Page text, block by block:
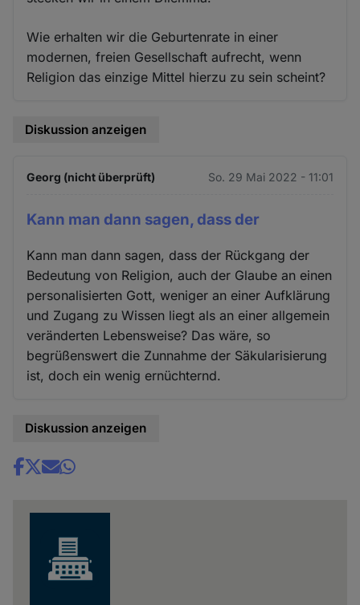
Wie erhalten wir die Geburtenrate in einer
modernen, freien Gesellschaft aufrecht, wenn
Religion das einzige Mittel hierzu zu sein scheint?
Diskussion anzeigen
Georg (nicht überprüft) So. 29 Mai 2022 - 11:01
Kann man dann sagen, dass der
Kann man dann sagen, dass der Rückgang der
Bedeutung von Religion, auch der Glaube an einen
personalisierten Gott, weniger an einer Aufklärung
und Zugang zu Wissen liegt als an einer allgemein
veränderten Lebensweise? Das wäre, so
begrüßenswert die Zunnahme der Säkularisierung
ist, doch ein wenig ernüchternd.
Diskussion anzeigen
Share